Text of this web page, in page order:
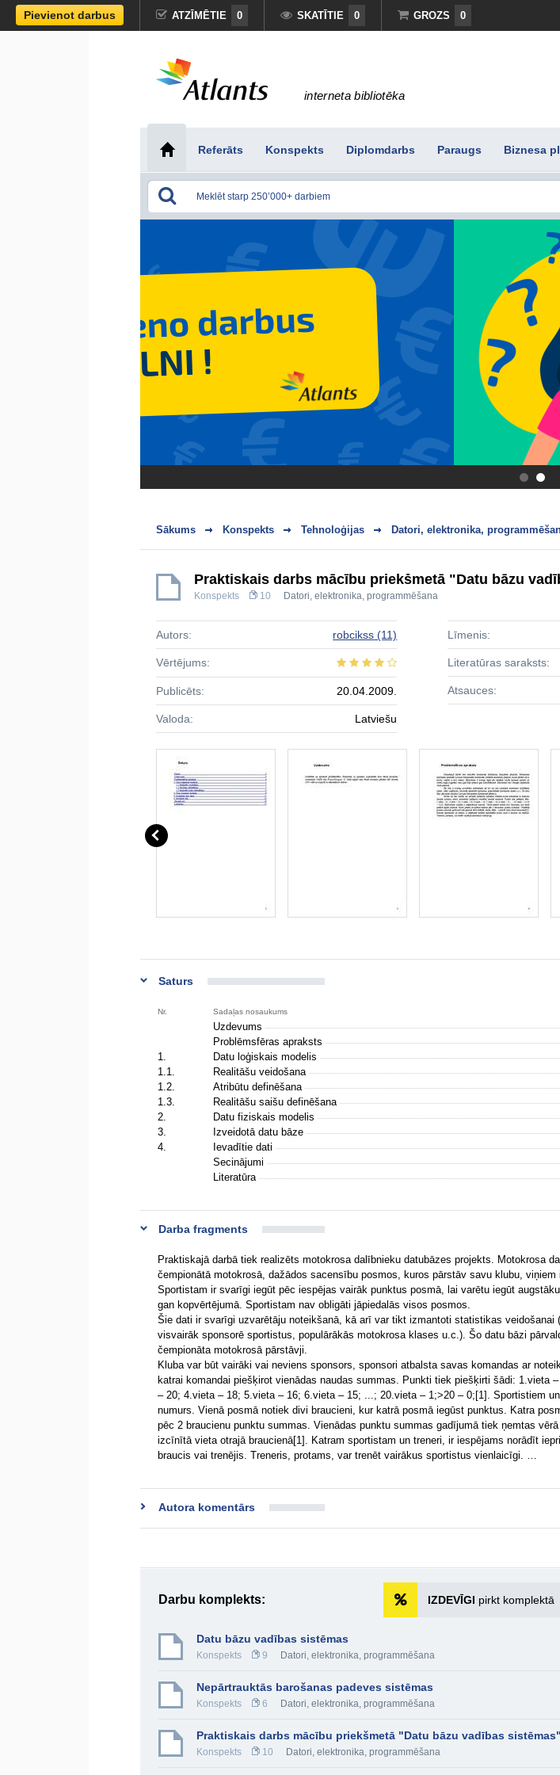
Pievienot darbus ATZĪMĒTIE 0 SKATĪTIE 0 GROZS 0
interneta bibliotēka
Referāts Konspekts Diplomdarbs Paraugs Biznesa
.
Sākums Konspekts Tehnoloģijas Datori, elektronika,
Praktiskais darbs mācību priekšmetā "Datu bāzu
Konspekts 10 Datori, elektronika, programmēšana
Autors: robcikss (11)
Vērtējums:
Publicēts: 20.04.2009.
Valoda: Latviešu
Līmenis:
Literatūras saraksts:
Atsauces:
Saturs
Nr. Sadaļas nosaukums
Uzdevums
Problēmsfēras apraksts
1.
Datu loģiskais modelis
1.1.
Realitāšu veidošana
1.2.
Atribūtu definēšana
1.3.
Realitāšu saišu definēšana
2.
Datu fiziskais modelis
3.
Izveidotā datu bāze
4.
Ievadītie dati
Secinājumi
Literatūra
Darba fragments
Praktiskajā darbā tiek realizēts motokrosa dalībnieku datubāzes projekts. Motokrosa
čempionātā motokrosā, dažādos sacensību posmos, kuros pārstāv savu klubu, viņiem
Sportistam ir svarīgi iegūt pēc iespējas vairāk punktus posmā, lai varētu iegūt
gan kopvērtējumā. Sportistam nav obligāti jāpiedalās visos posmos.
Šie dati ir svarīgi uzvarētāju noteikšanā, kā arī var tikt izmantoti statistikas veidošanai
visvairāk sponsorē sportistus, populārākās motokrosa klases u.c.). Šo datu bāzi
čempionāta motokrosā pārstāvji.
Kluba var būt vairāki vai neviens sponsors, sponsori atbalsta savas komandas ar
katrai komandai piešķirot vienādas naudas summas. Punkti tiek piešķirti šādi: 1.vieta
– 20; 4.vieta – 18; 5.vieta – 16; 6.vieta – 15; ...; 20.vieta – 1;>20 – 0;[1]. Sportistiem
numurs. Vienā posmā notiek divi braucieni, kur katrā posmā iegūst punktus. Katra
pēc 2 braucienu punktu summas. Vienādas punktu summas gadījumā tiek ņemtas
izcīnītā vieta otrajā braucienā[1]. Katram sportistam un treneri, ir iespējams norādīt
braucis vai trenējis. Treneris, protams, var trenēt vairākus sportistus vienlaicīgi. …
Autora komentārs
Darbu komplekts: IZDEVĪGI pirkt komplektā
Datu bāzu vadības sistēmas
Konspekts 9 Datori, elektronika, programmēšana
Nepārtrauktās barošanas padeves sistēmas
Konspekts 6 Datori, elektronika, programmēšana
Praktiskais darbs mācību priekšmetā "Datu bāzu vadības sistēmas"
Konspekts 10 Datori, elektronika, programmēšana